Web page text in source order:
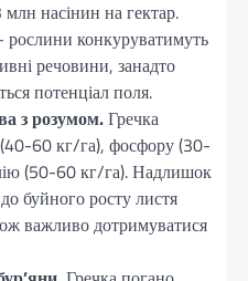
насінин на гектар.
рослини конкуруватимуть
речовини, занадто
потенціал поля.
з розумом.Гречка
(40-60 кг/га), фосфору (30-
(50-60 кг/га). Надлишок
буйного росту листя
важливо дотримуватися